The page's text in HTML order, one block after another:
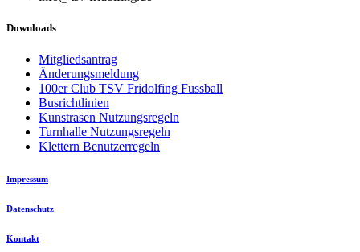
Downloads
Mitgliedsantrag
Änderungsmeldung
100er Club TSV Fridolfing Fussball
Busrichtlinien
Kunstrasen Nutzungsregeln
Turnhalle Nutzungsregeln
Klettern Benutzerregeln
Impressum
Datenschutz
Kontakt